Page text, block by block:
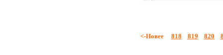
<-Новее 818 819 820